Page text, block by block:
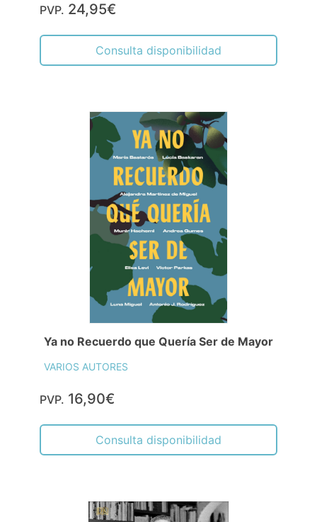
PVP. 24,95€
Consulta disponibilidad
Ya no Recuerdo que Quería Ser de Mayor
VARIOS AUTORES
PVP. 16,90€
Consulta disponibilidad